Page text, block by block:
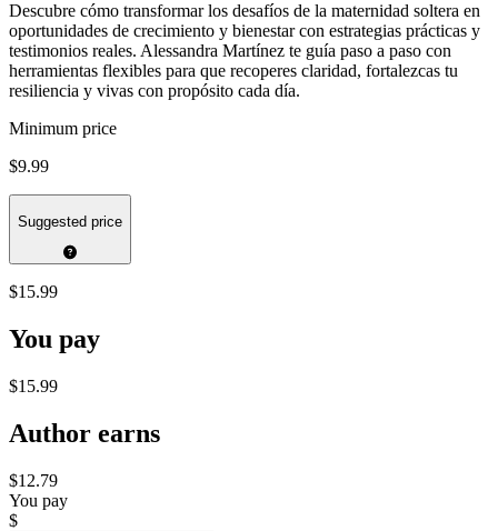
Descubre cómo transformar los desafíos de la maternidad soltera en
oportunidades de crecimiento y bienestar con estrategias prácticas y
testimonios reales. Alessandra Martínez te guía paso a paso con
herramientas flexibles para que recoperes claridad, fortalezcas tu
resiliencia y vivas con propósito cada día.
Minimum price
$9.99
Suggested price
$15.99
You pay
$15.99
Author earns
$12.79
You pay
$